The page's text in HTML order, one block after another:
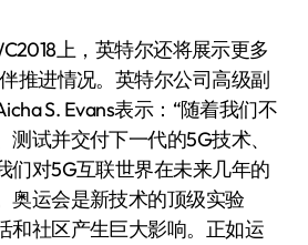
上，英特尔还将展示更多
推进情况。英特尔公司高级副
S. Evans表示：“随着我们不
试并交付下一代的5G技术、
们对5G互联世界在未来几年的
奥运会是新技术的顶级实验
和社区产生巨大影响。正如运